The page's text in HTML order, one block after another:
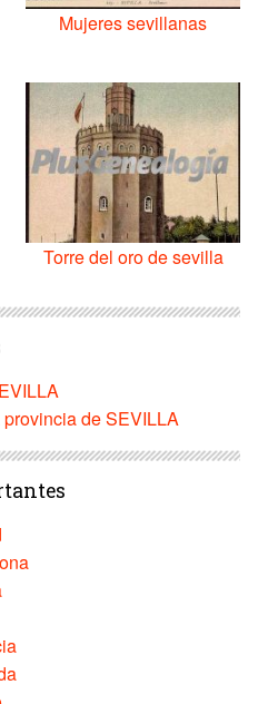
Mujeres sevillanas
Torre del oro de sevilla
de SEVILLA